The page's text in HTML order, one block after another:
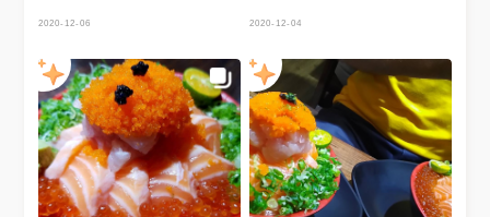
2020-12-06 2020-12-04